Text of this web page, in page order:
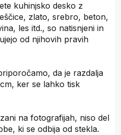
kuhinjsko desko z
zlato, srebro, beton,
les itd., so natisnjeni in
od njihovih pravih
da je razdalja
ker se lahko tisk
na fotografijah, niso del
ki se odbija od stekla.